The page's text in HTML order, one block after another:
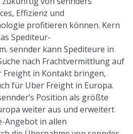
Effizienz und
profitieren können. Kern
Spediteur-
sennder kann Spediteure in
nach Frachtvermittlung auf
Freight in Kontakt bringen,
für Uber Freight in Europa.
Position als größte
weiter aus und erweitert
Angebot in allen